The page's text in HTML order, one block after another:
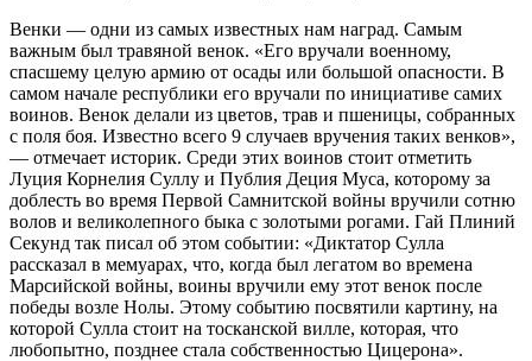
Венки — одни из самых известных нам наград. Самым
важным был травяной венок. «Его вручали военному,
спасшему целую армию от осады или большой опасности. В
самом начале республики его вручали по инициативе самих
воинов. Венок делали из цветов, трав и пшеницы, собранных
с поля боя. Известно всего 9 случаев вручения таких венков»,
— отмечает историк. Среди этих воинов стоит отметить
Луция Корнелия Суллу и Публия Деция Муса, которому за
доблесть во время Первой Самнитской войны вручили сотню
волов и великолепного быка с золотыми рогами. Гай Плиний
Секунд так писал об этом событии: «Диктатор Сулла
рассказал в мемуарах, что, когда был легатом во времена
Марсийской войны, воины вручили ему этот венок после
победы возле Нолы. Этому событию посвятили картину, на
которой Сулла стоит на тосканской вилле, которая, что
любопытно, позднее стала собственностью Цицерона».